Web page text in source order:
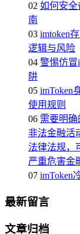
02 如何安全
南
03 imtoken
逻辑与风险
04 警惕仿冒
阱
05 imToken
使用规则
06 需要明
非法金融活
法律法规，
严重危害金
07 imToken
最新留言
文章归档